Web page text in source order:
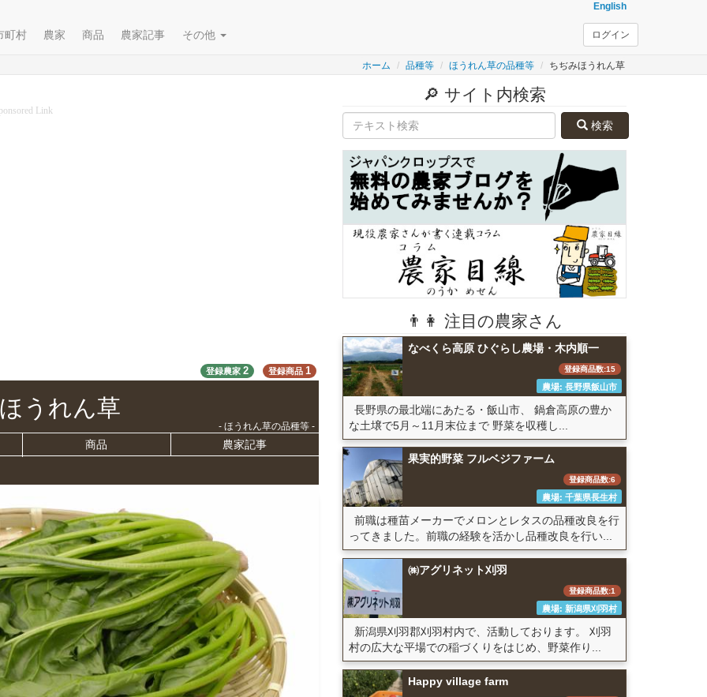
English
町村 農家 商品 農家記事 その他 ログイン
ホーム 品種等 ほうれん草の品種等 ちぢみほうれん草
Link
登録農家2 登録商品 1
うれん草
- ほうれん草の品種等 -
商品 農家記事
🔎 サイト内検索
検索
👨👩 注目の農家さん
なべくら高原 ひぐらし農場・木内順一
登録商品数:15
農場: 長野県飯山市
長野県の最北端にあたる・飯山市、 鍋倉高原の豊か
な土壌で5月～11月末位まで 野菜を収穫し...
果実的野菜 フルベジファーム
登録商品数:6
農場: 千葉県長生村
前職は種苗メーカーでメロンとレタスの品種改良を行
ってきました。前職の経験を活かし品種改良を行い...
㈱アグリネット刈羽
登録商品数:1
農場: 新潟県刈羽村
新潟県刈羽郡刈羽村内で、活動しております。 刈羽
村の広大な平場での稲づくりをはじめ、野菜作り...
Happy village farm